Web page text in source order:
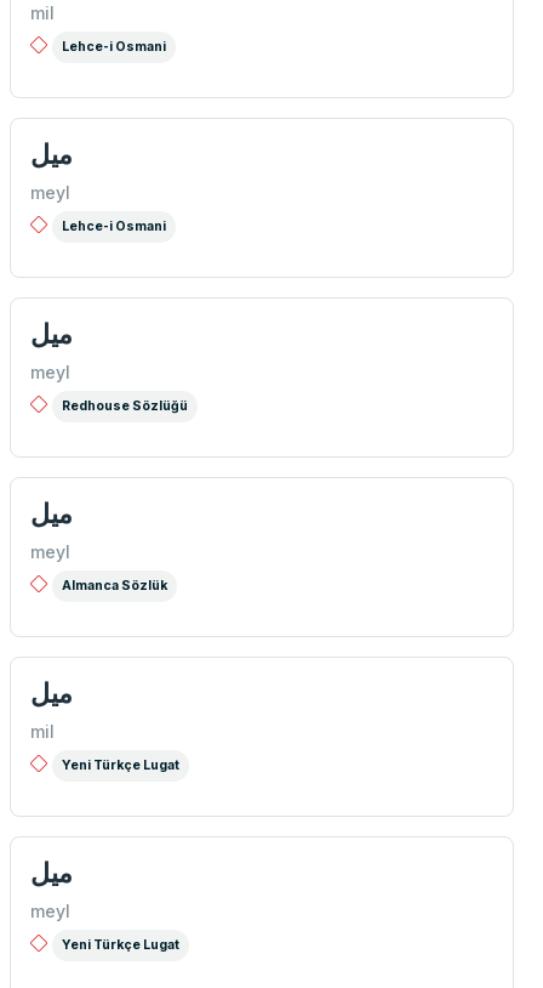
mil
Lehce-i Osmani
ميل
meyl
Lehce-i Osmani
میل
meyl
Redhouse Sözlüğü
میل
meyl
Almanca Sözlük
ميل
mil
Yeni Türkçe Lugat
ميل
meyl
Yeni Türkçe Lugat